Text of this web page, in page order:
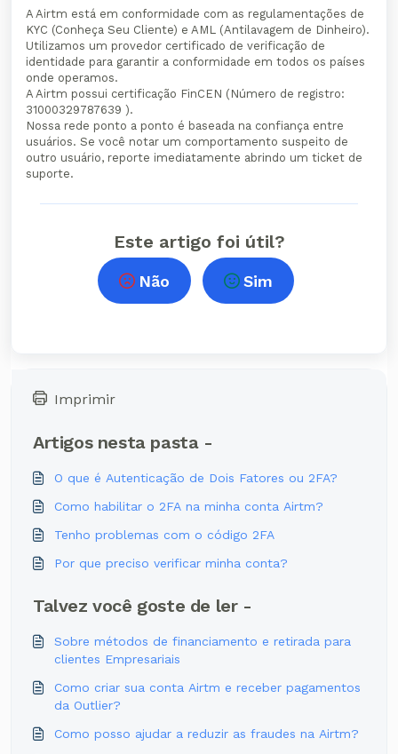
A Airtm está em conformidade com as regulamentações de
KYC (Conheça Seu Cliente) e AML (Antilavagem de Dinheiro).
Utilizamos um provedor certificado de verificação de
identidade para garantir a conformidade em todos os países
onde operamos.
A Airtm possui certificação FinCEN (Número de registro:
31000329787639 ).
Nossa rede ponto a ponto é baseada na confiança entre
usuários. Se você notar um comportamento suspeito de
outro usuário, reporte imediatamente abrindo um ticket de
suporte.
Este artigo foi útil?
Não Sim
Imprimir
Artigos nesta pasta -
O que é Autenticação de Dois Fatores ou 2FA?
Como habilitar o 2FA na minha conta Airtm?
Tenho problemas com o código 2FA
Por que preciso verificar minha conta?
Talvez você goste de ler -
Sobre métodos de financiamento e retirada para
clientes Empresariais
Como criar sua conta Airtm e receber pagamentos
da Outlier?
Como posso ajudar a reduzir as fraudes na Airtm?